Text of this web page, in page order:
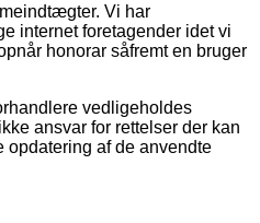
Vi har
internet foretagender idet vi
honorar såfremt en bruger
vedligeholdes
ansvar for rettelser der kan
af de anvendte